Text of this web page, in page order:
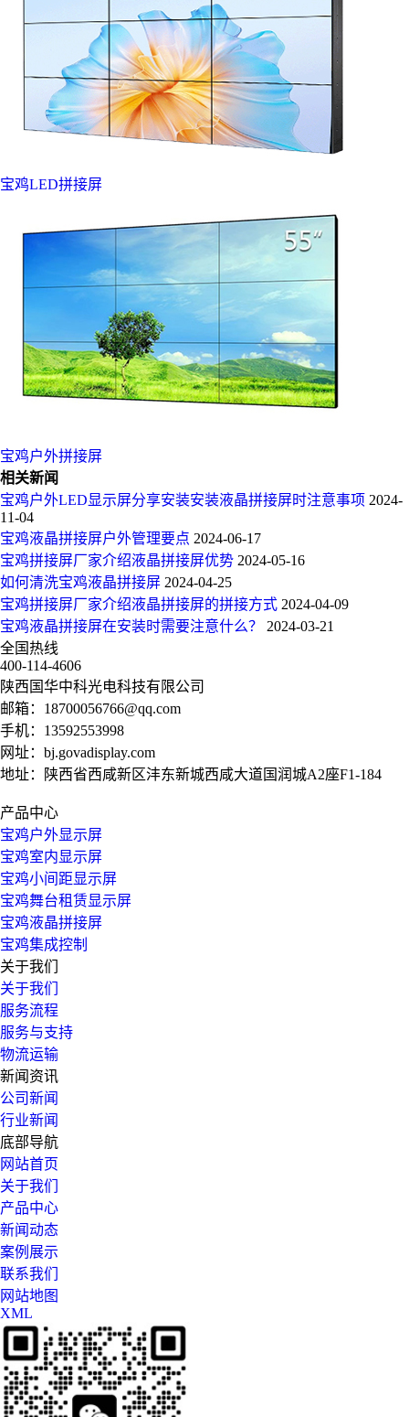
宝鸡LED拼接屏
宝鸡户外拼接屏
相关新闻
宝鸡户外LED显示屏分享安装安装液晶拼接屏时注意事项 2024-
11-04
宝鸡液晶拼接屏户外管理要点 2024-06-17
宝鸡拼接屏厂家介绍液晶拼接屏优势 2024-05-16
如何清洗宝鸡液晶拼接屏 2024-04-25
宝鸡拼接屏厂家介绍液晶拼接屏的拼接方式 2024-04-09
宝鸡液晶拼接屏在安装时需要注意什么？ 2024-03-21
全国热线
400-114-4606
陕西国华中科光电科技有限公司
邮箱： 18700056766@qq.com
手机： 13592553998
网址： bj.govadisplay.com
地址：陕西省西咸新区沣东新城西咸大道国润城A2座F1-184
产品中心
宝鸡户外显示屏
宝鸡室内显示屏
宝鸡小间距显示屏
宝鸡舞台租赁显示屏
宝鸡液晶拼接屏
宝鸡集成控制
关于我们
关于我们
服务流程
服务与支持
物流运输
新闻资讯
公司新闻
行业新闻
底部导航
网站首页
关于我们
产品中心
新闻动态
案例展示
联系我们
网站地图
XML